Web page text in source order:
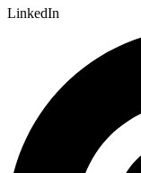
LinkedIn